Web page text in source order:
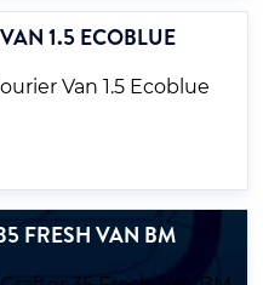
1.5 ECOBLUE
FRESH VAN BM